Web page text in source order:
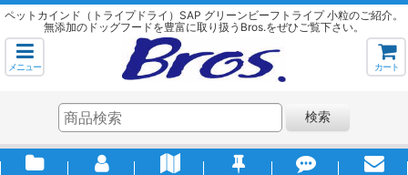
ペットカインド（トライプドライ）SAP グリーンビーフトライプ 小粒のご紹介。
無添加のドッグフードを豊富に取り扱うBros.をぜひご覧下さい。
メニュー カート
検索